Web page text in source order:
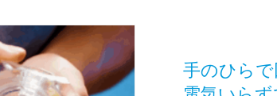
手のひら